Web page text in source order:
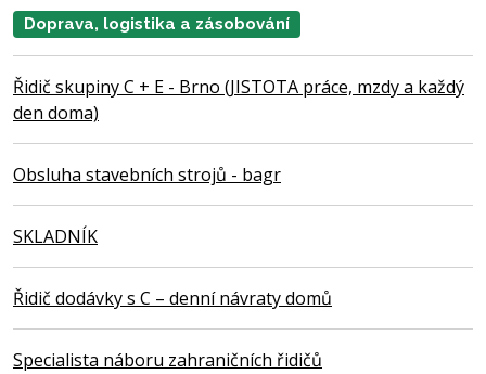
Doprava, logistika a zásobování
Řidič skupiny C + E - Brno (JISTOTA práce, mzdy a každý
den doma)
Obsluha stavebních strojů - bagr
SKLADNÍK
Řidič dodávky s C – denní návraty domů
Specialista náboru zahraničních řidičů